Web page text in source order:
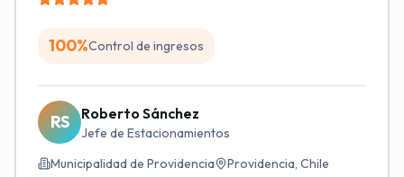
100%Control de ingresos
RS Roberto Sánchez
Jefe de Estacionamientos
Municipalidad de Providencia
Providencia, Chile